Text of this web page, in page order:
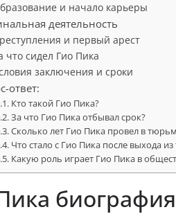
и начало карьеры
деятельность
и первый арест
что сидел Гио Пика
заключения и сроки
ответ:
Кто такой Гио Пика?
За что Гио Пика отбывал срок?
Сколько лет Гио Пика провел в
Что стало с Гио Пика после выхода
Какую роль играет Гио Пика в